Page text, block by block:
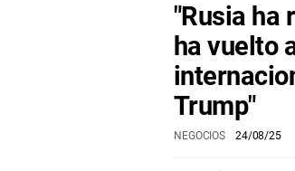
"Rusia ha
ha vuelto
Trump"
NEGOCIOS 24/08/25